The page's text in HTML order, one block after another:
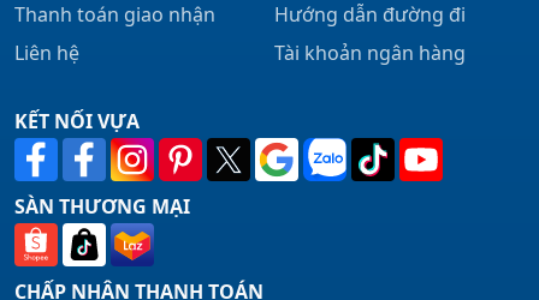
Thanh toán giao nhận
Liên hệ
Hướng dẫn đường đi
Tài khoản ngân hàng
KẾT NỐI VỰA
SÀN THƯƠNG MẠI
CHẤP NHẬN THANH TOÁN